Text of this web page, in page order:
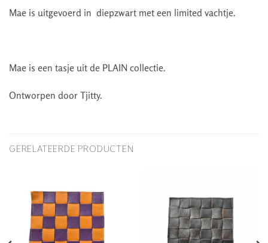
Mae is uitgevoerd in diepzwart met een limited vachtje.
Mae is een tasje uit de PLAIN collectie.
Ontworpen door Tjitty.
GERELATEERDE PRODUCTEN